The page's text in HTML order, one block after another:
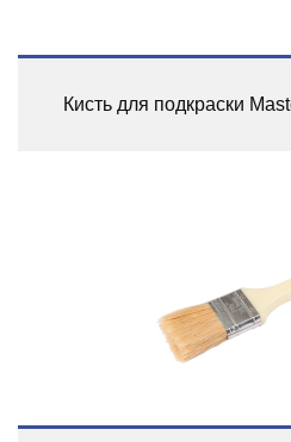
Кисть для подкраски